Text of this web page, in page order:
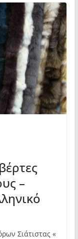
–
Σιάτιστας «